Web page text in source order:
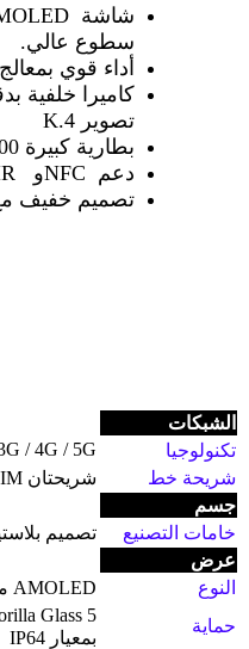
شاشة
سطوع عالي.
أداء قوي بمعالج
كاميرا خلفية
تصوير 4
K.
بطارية كبيرة 5200
دعم
NFCو
تصميم خفيف
الشبكات
تكنولوجيا
/ 4G / 5G
شريحة خط
شريحتان Nano SIM
جسم
خامات التصنيع
تصميم
عرض
النوع
AMOLED منحنية
حماية
بمعيار IP64